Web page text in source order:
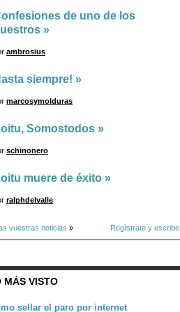
de uno de los
»
ambrosius
siempre! »
marcosymolduras
Somostodos »
schinonero
muere de éxito »
ralphdelvalle
vuestras noticias » Regístrate y escribe
MÁS VISTO
sellar el paro por internet